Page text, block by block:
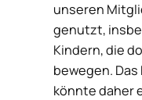
unseren
genutzt,
Kindern, die
bewegen.
könnte daher